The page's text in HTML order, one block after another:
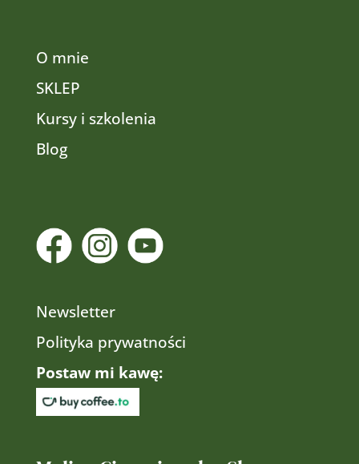
O mnie
SKLEP
Kursy i szkolenia
Blog
Newsletter
Polityka prywatności
Postaw mi kawę: